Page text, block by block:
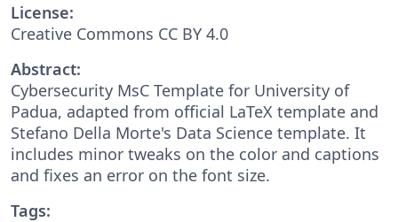
License:
Creative Commons CC BY 4.0
Abstract:
Cybersecurity MsC Template for University of
Padua, adapted from official LaTeX template and
Stefano Della Morte's Data Science template. It
includes minor tweaks on the color and captions
and fixes an error on the font size.
Tags: